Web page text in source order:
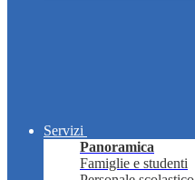
Servizi
Panoramica
Famiglie e studenti